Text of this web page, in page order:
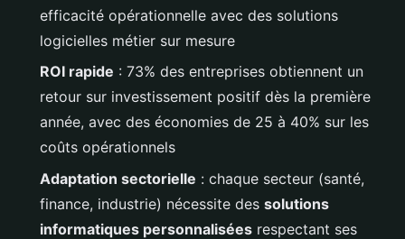
efficacité opérationnelle avec des solutions
logicielles métier sur mesure
ROI rapide : 73% des entreprises obtiennent un
retour sur investissement positif dès la première
année, avec des économies de 25 à 40% sur les
coûts opérationnels
Adaptation sectorielle : chaque secteur (santé,
finance, industrie) nécessite des solutions
informatiques personnalisées respectant ses